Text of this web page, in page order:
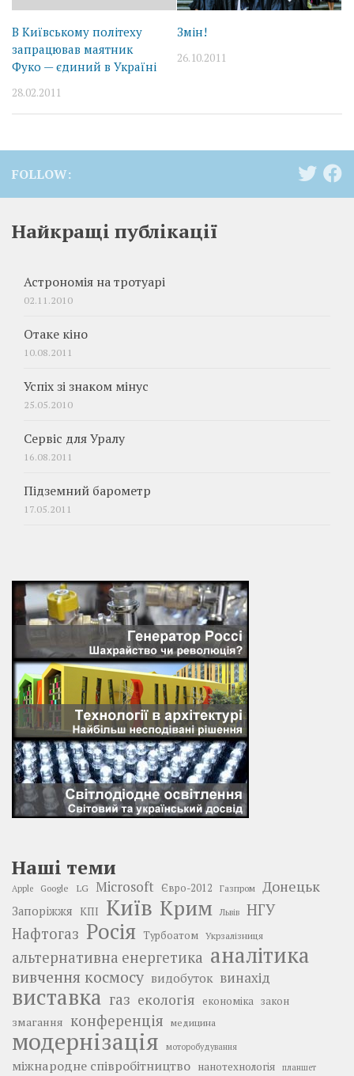
В Київському політеху
запрацював маятник
Фуко — єдиний в Україні
28.02.2011
Змін!
26.10.2011
FOLLOW:
Найкращі публікації
Астрономія на тротуарі
02.11.2010
Отаке кіно
10.08.2011
Успіх зі знаком мінус
25.05.2010
Сервіс для Уралу
16.08.2011
Підземний барометр
17.05.2011
Наші теми
Apple Google LG Microsoft Євро-2012 Газпром Донецьк
Запоріжжя КПІ Київ Крим Львів
НГУ
Нафтогаз Росія Турбоатом Укрзалізниця
альтернативна енергетика аналітика
вивчення космосу видобуток винахід
виставка газ екологія економіка закон
змагання конференція медицина
модернізація моторобудування
міжнародне співробітництво нанотехнологія планшет